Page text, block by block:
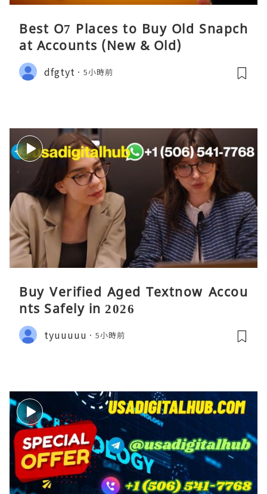
Best O7 Places to Buy Old Snapch
at Accounts (New & Old)
dfgtyt 5小時前
Buy Verified Aged Textnow Accou
nts Safely in 2026
tyuuuuu 5小時前